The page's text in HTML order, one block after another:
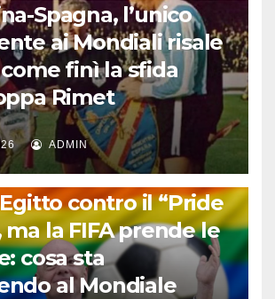
Spagna, l’unico
ai Mondiali risale
come finì la sfida
Rimet
ADMIN
CALCIO, GOSSIP E NON SOLO
contro il “Pride
ma la FIFA prende le
cosa sta
al Mondiale